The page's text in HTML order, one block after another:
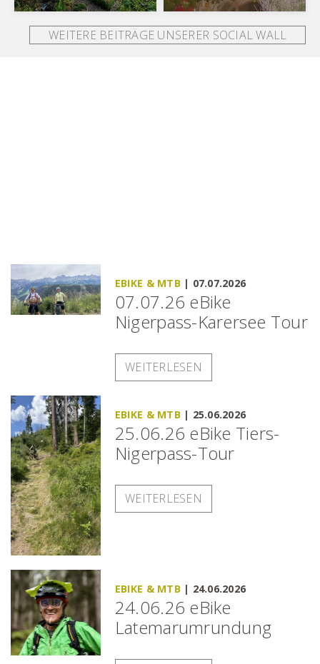
WEITERE BEITRÄGE UNSERER SOCIAL WALL
EBIKE & MTB | 07.07.2026
07.07.26 eBike
Nigerpass-Karersee Tour
WEITERLESEN
EBIKE & MTB | 25.06.2026
25.06.26 eBike Tiers-
Nigerpass-Tour
WEITERLESEN
EBIKE & MTB | 24.06.2026
24.06.26 eBike
Latemarumrundung